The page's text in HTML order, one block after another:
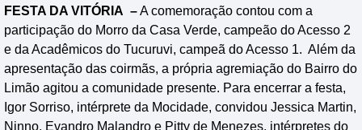
FESTA DA VITÓRIA –A comemoração contou com a
participação do Morro da Casa Verde, campeão do Acesso 2
e da Acadêmicos do Tucuruvi, campeã do Acesso 1. Além da
apresentação das coirmãs, a própria agremiação do Bairro do
Limão agitou a comunidade presente. Para encerrar a festa,
Igor Sorriso, intérprete da Mocidade, convidou Jessica Martin,
Ninno, Evandro Malandro e Pitty de Menezes, intérpretes do